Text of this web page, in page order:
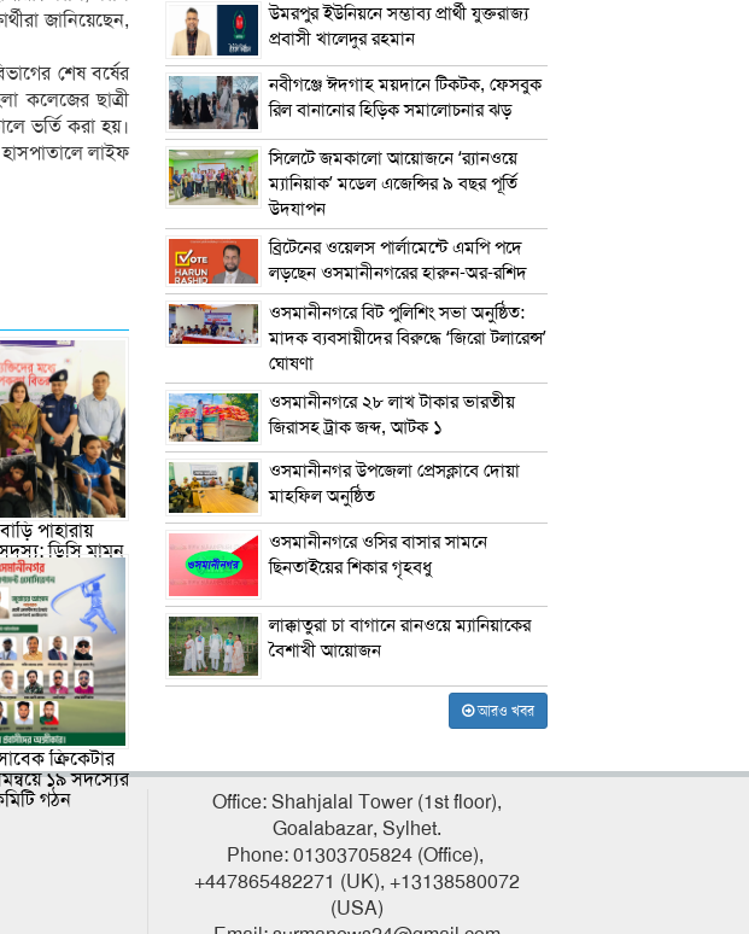
জানিয়েছেন,
শেষ বর্ষের
কলেজের ছাত্রী
ভর্তি করা হয়।
হাসপাতালে লাইফ
পাহারায়
ডিসি মামুন
ক্রিকেটার
১৯ সদস্যের
গঠন
উমরপুর ইউনিয়নে সম্ভাব্য প্রার্থী যুক্তরাজ্য
প্রবাসী খালেদুর রহমান
নবীগঞ্জে ঈদগাহ ময়দানে টিকটক, ফেসবুক
রিল বানানোর হিড়িক সমালোচনার ঝড়
সিলেটে জমকালো আয়োজনে ‘র‍্যানওয়ে
ম্যানিয়াক’ মডেল এজেন্সির ৯ বছর পূর্তি
উদযাপন
ব্রিটেনের ওয়েলস পার্লামেন্টে এমপি পদে
লড়ছেন ওসমানীনগরের হারুন-অর-রশিদ
ওসমানীনগরে বিট পুলিশিং সভা অনুষ্ঠিত:
মাদক ব্যবসায়ীদের বিরুদ্ধে ‘জিরো টলারেন্স’
ঘোষণা
ওসমানীনগরে ২৮ লাখ টাকার ভারতীয়
জিরাসহ ট্রাক জব্দ, আটক ১
ওসমানীনগর উপজেলা প্রেসক্লাবে দোয়া
মাহফিল অনুষ্ঠিত
ওসমানীনগরে ওসির বাসার সামনে
ছিনতাইয়ের শিকার গৃহবধু
লাক্কাতুরা চা বাগানে রানওয়ে ম্যানিয়াকের
বৈশাখী আয়োজন
আরও খবর
Office: Shahjalal Tower (1st floor),
Goalabazar, Sylhet.
Phone: 01303705824 (Office),
+447865482271 (UK), +13138580072
(USA)